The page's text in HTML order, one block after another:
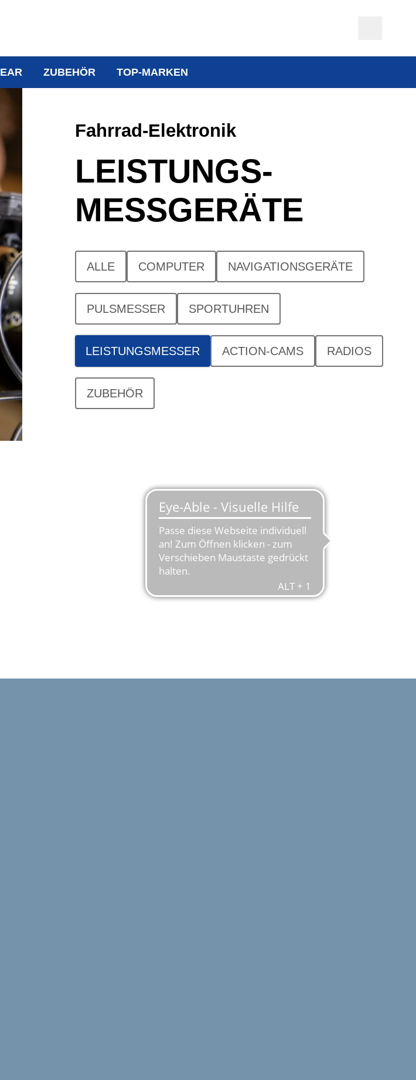
ZUBEHÖR TOP-MARKEN
Fahrrad-Elektronik
LEISTUNGS-
MESSGERÄTE
ALLE COMPUTER NAVIGATIONSGERÄTE
PULSMESSER SPORTUHREN
LEISTUNGSMESSER ACTION-CAMS RADIOS
ZUBEHÖR